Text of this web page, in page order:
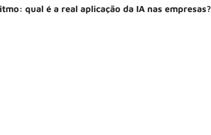
qual é a real aplicação da IA nas empresas?